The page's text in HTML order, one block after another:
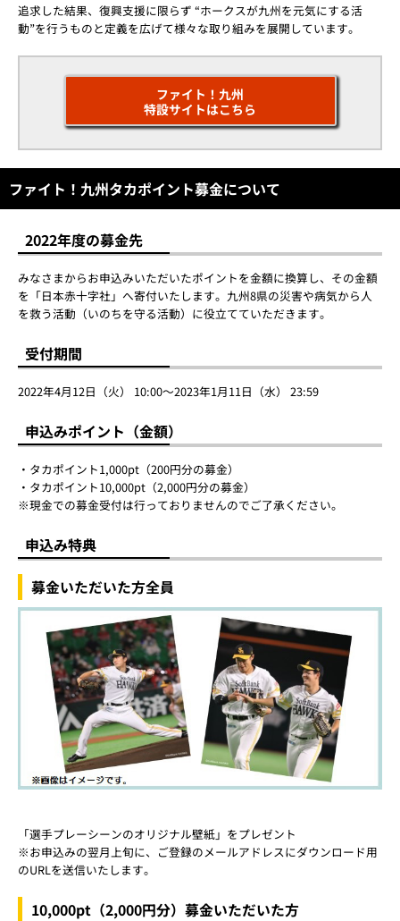
追求した結果、復興支援に限らず “ホークスが九州を元気にする活
動”を行うものと定義を広げて様々な取り組みを展開しています。
ファイト！九州
特設サイトはこちら
ファイト！九州タカポイント募金について
2022年度の募金先
みなさまからお申込みいただいたポイントを金額に換算し、その金額
を「日本赤十字社」へ寄付いたします。九州8県の災害や病気から人
を救う活動（いのちを守る活動）に役立てていただきます。
受付期間
2022年4月12日（火） 10:00～2023年1月11日（水） 23:59
申込みポイント（金額）
・タカポイント1,000pt（200円分の募金）
・タカポイント10,000pt（2,000円分の募金）
※現金での募金受付は行っておりませんのでご了承ください。
申込み特典
募金いただいた方全員
「選手プレーシーンのオリジナル壁紙」をプレゼント
※お申込みの翌月上旬に、ご登録のメールアドレスにダウンロード用
のURLを送信いたします。
10,000pt（2,000円分）募金いただいた方